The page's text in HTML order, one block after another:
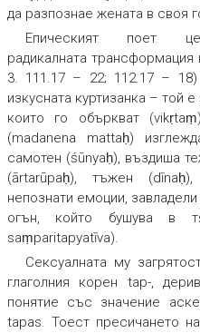
да разпознае жената в своя
Епическият поет
радикалната
3. 111.17 – 22; 112.17 –
изкусната куртизанка – той
които го объркват
(madanena mattаḥ)
самотен (śūnyаḥ), въздиша
(ārtarūpаḥ), тъжен
непознати емоции,
огън, който бушува в
saṃparitapyatīva).
Сексуалната му
глаголния корен tap-,
понятие със значение
tapas. Тоест пресичането